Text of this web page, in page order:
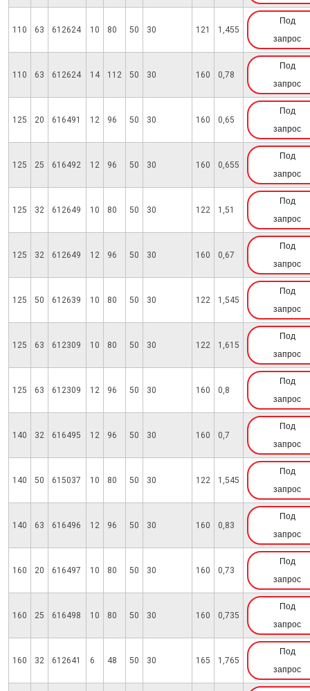
110 63 612624 10 80 50 30 121 1,455
Под
запрос
110 63 612624 14 112 50 30 160 0,78
Под
запрос
125 20 616491 12 96 50 30 160 0,65
Под
запрос
125 25 616492 12 96 50 30 160 0,655
Под
запрос
125 32 612649 10 80 50 30 122 1,51
Под
запрос
125 32 612649 12 96 50 30 160 0,67
Под
запрос
125 50 612639 10 80 50 30 122 1,545
Под
запрос
125 63 612309 10 80 50 30 122 1,615
Под
запрос
125 63 612309 12 96 50 30 160 0,8
Под
запрос
140 32 616495 12 96 50 30 160 0,7
Под
запрос
140 50 615037 10 80 50 30 122 1,545
Под
запрос
140 63 616496 12 96 50 30 160 0,83
Под
запрос
160 20 616497 10 80 50 30 160 0,73
Под
запрос
160 25 616498 10 80 50 30 160 0,735
Под
запрос
160 32 612641 6 48 50 30 165 1,765
Под
запрос